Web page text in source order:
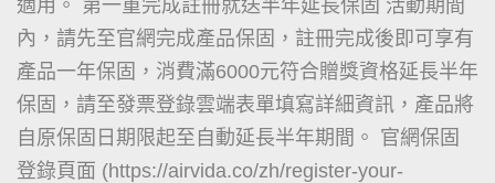
適用。 第一重完成註冊就送半年延長保固 活動期間
內，請先至官網完成產品保固，註冊完成後即可享有
產品一年保固，消費滿6000元符合贈獎資格延長半年
保固，請至發票登錄雲端表單填寫詳細資訊，產品將
自原保固日期限起至自動延長半年期間。 官網保固
登錄頁面 (https://airvida.co/zh/register-your-